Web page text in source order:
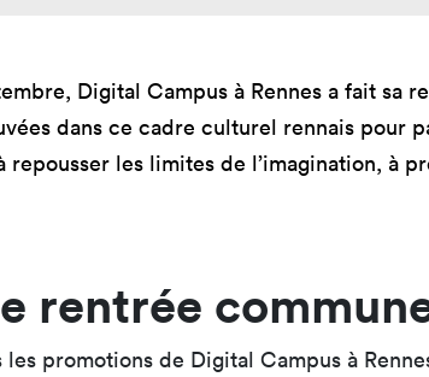
Digital Campus à Rennes a fait sa
dans ce cadre culturel rennais pour
repousser les limites de l’imagination, à
rentrée
les promotions de Digital Campus à
Brand Strategy
Data Customer
Experience
Toutes les
formations